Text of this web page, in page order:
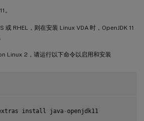
。
或 RHEL，则在安装 Linux VDA 时，OpenJDK 11
Linux 2，请运行以下命令以启用和安装
install java- openjdk11